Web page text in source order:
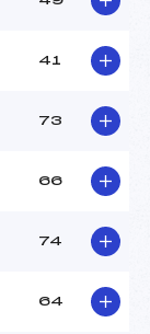
41
73
66
74
64